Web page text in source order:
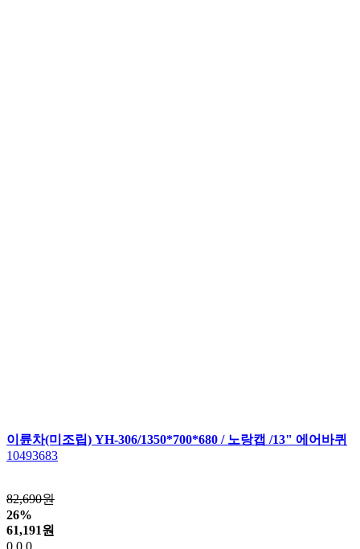
이륜차(미조립) YH-306/1350*700*680 / 노랑캡 /13" 에어바퀴
10493683
82,690원
26%
61,191원
0 0 0